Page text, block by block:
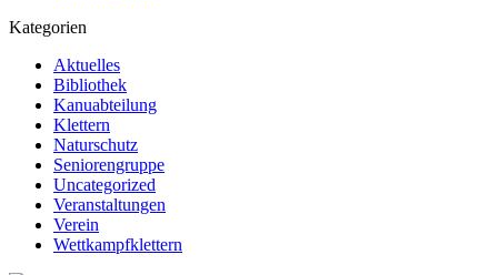
Kategorien
Aktuelles
Bibliothek
Kanuabteilung
Klettern
Naturschutz
Seniorengruppe
Uncategorized
Veranstaltungen
Verein
Wettkampfklettern